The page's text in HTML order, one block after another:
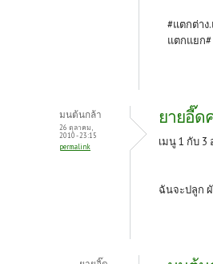
#แตกต่าง
แตกแยก#
มนต้นกล้า
26 ตุลาคม,
2010 - 23:15
permalink
ยายอี๊ด
เมนู 1 กับ 3
ฉันจะปลูก